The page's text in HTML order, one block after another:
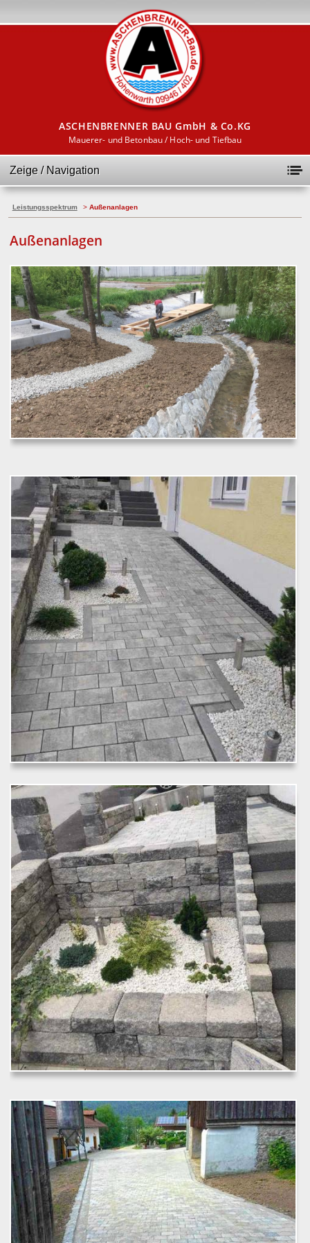
ASCHENBRENNER BAU GmbH & Co.KG
Mauerer- und Betonbau / Hoch- und Tiefbau
Zeige / Navigation
Leistungsspektrum > Außenanlagen
Außenanlagen